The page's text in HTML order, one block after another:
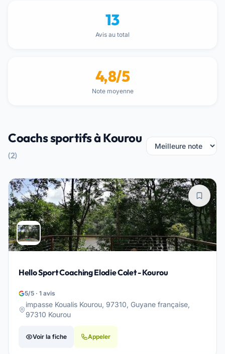
13
Avis au total
4,8/5
Note moyenne
Coachs sportifs à Kourou
(2)
Hello Sport Coaching Elodie Colet - Kourou
5/5 · 1 avis
impasse Koualis Kourou, 97310, Guyane française,
97310 Kourou
Voir la fiche Appeler